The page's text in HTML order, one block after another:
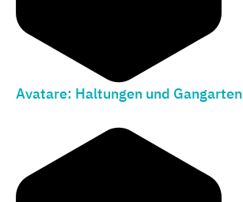
Avatare: Haltungen und Gangarten